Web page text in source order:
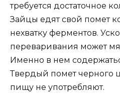
требуется достаточное
Зайцы едят свой помет
нехватку ферментов.
переваривания может
Именно в нем
Твердый помет черного
пищу не употребляют.